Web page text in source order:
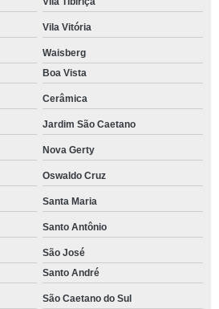
Vila Vitória
Waisberg
Boa Vista
Cerâmica
Jardim São Caetano
Nova Gerty
Oswaldo Cruz
Santa Maria
Santo Antônio
São José
Santo André
São Caetano do Sul